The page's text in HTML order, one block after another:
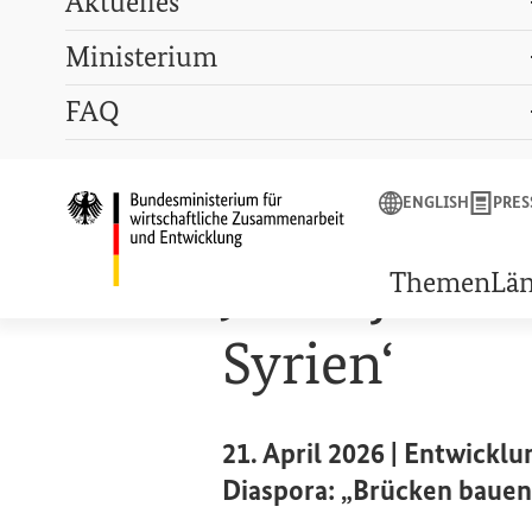
Startseite des
ENGLISH
Themen
Ministerium
FAQ
ENGLISH PRESSE LEXIKON GEBÄRDENSPRACHE
PRESSEMITTEILUNG
Syrien‘
21. April 2026 |
Diaspora: „Brücken